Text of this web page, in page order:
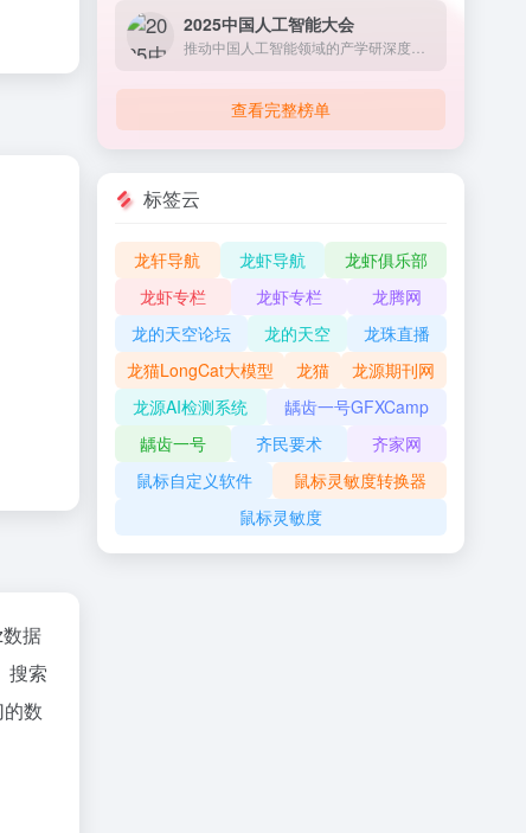
据
搜索
数
2025中国人工智能大会
查看完整榜单
标签云
龙轩导航 龙虾导航
龙虾俱乐部
龙虾专栏
龙虾专栏
龙腾网
龙的天空论坛
龙的天空
龙珠直播
龙猫LongCat大模型
龙猫
龙源期刊网
龙源AI检测系统
龋齿一号GFXCamp
龋齿一号
齐民要术
齐家网
鼠标自定义软件
鼠标灵敏度转换器
鼠标灵敏度